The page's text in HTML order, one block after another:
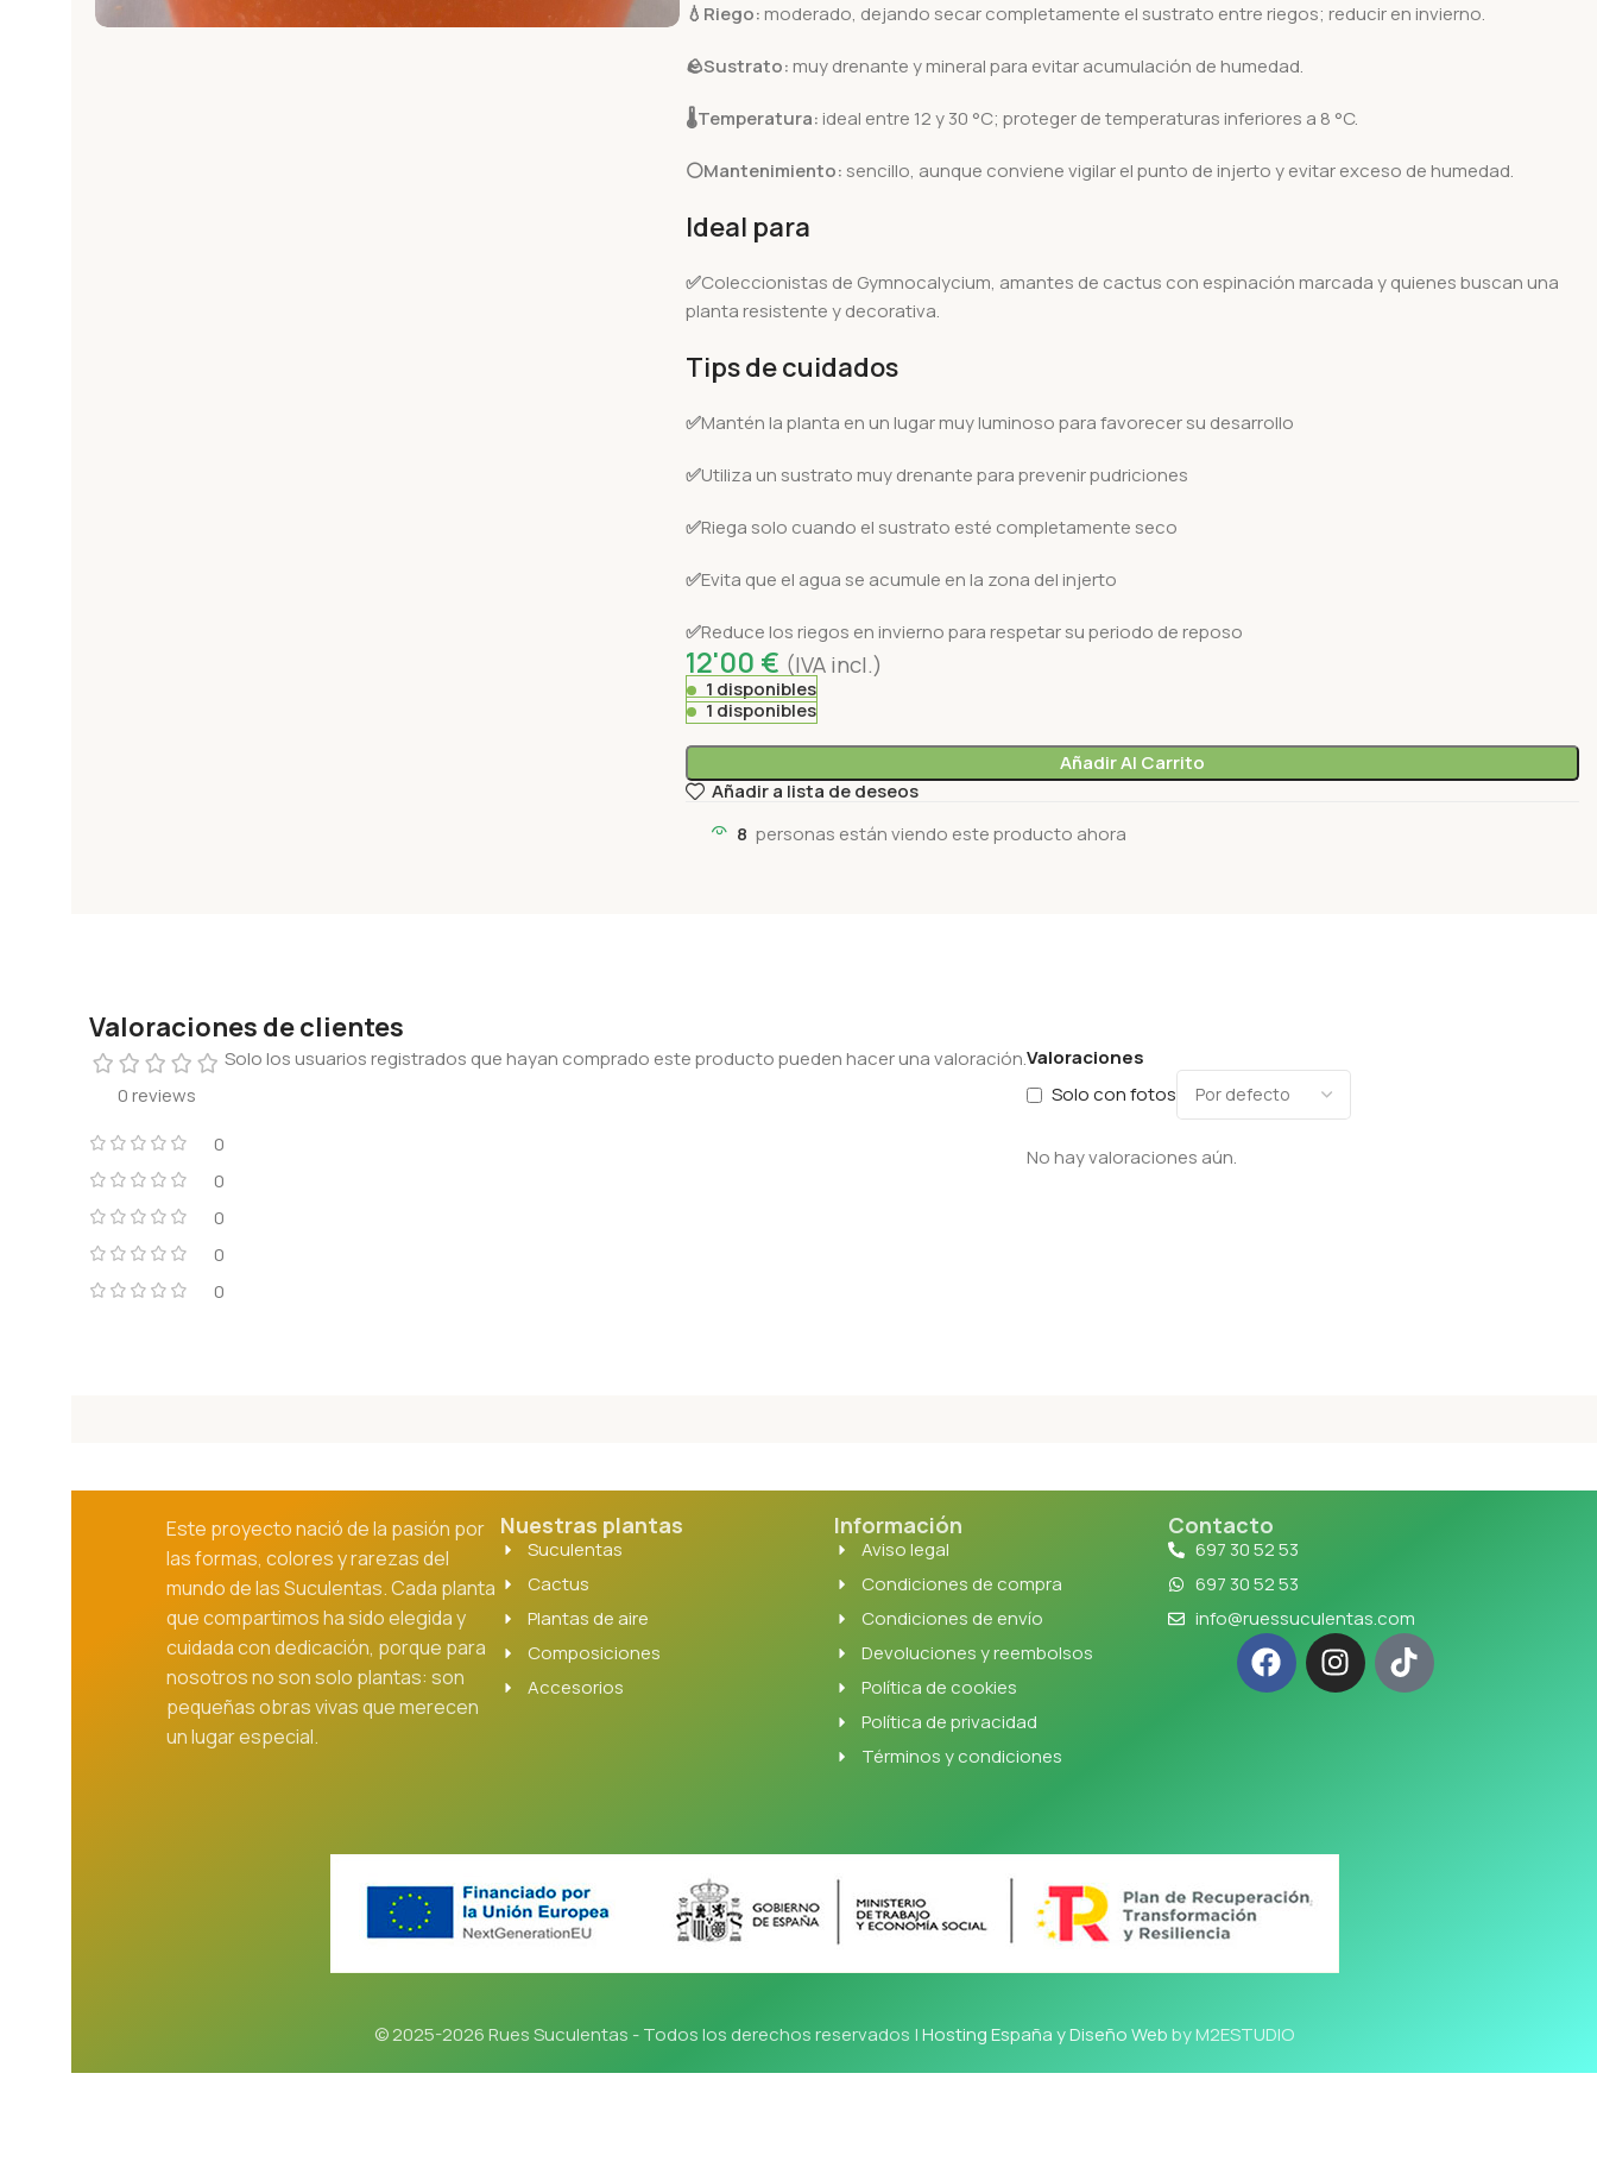
💧Riego: moderado, dejando secar completamente el sustrato entre riegos; reducir en invierno.
🪨Sustrato: muy drenante y mineral para evitar acumulación de humedad.
🌡️Temperatura: ideal entre 12 y 30 °C; proteger de temperaturas inferiores a 8 °C.
⚪Mantenimiento: sencillo, aunque conviene vigilar el punto de injerto y evitar exceso de humedad.
Ideal para
✅Coleccionistas de Gymnocalycium, amantes de cactus con espinación marcada y quienes buscan una
planta resistente y decorativa.
Tips de cuidados
✅Mantén la planta en un lugar muy luminoso para favorecer su desarrollo
✅Utiliza un sustrato muy drenante para prevenir pudriciones
✅Riega solo cuando el sustrato esté completamente seco
✅Evita que el agua se acumule en la zona del injerto
✅Reduce los riegos en invierno para respetar su periodo de reposo
12'00 € (IVA incl.)
1 disponibles
1 disponibles
Añadir Al Carrito
Añadir a lista de deseos
8 personas están viendo este producto ahora
Valoraciones de clientes
0 reviews
0
0
0
0
0
Valoraciones
Solo con fotos
No hay valoraciones aún.
Solo los usuarios registrados que hayan comprado este producto pueden hacer una valoración.
Este proyecto nació de la pasión por
las formas, colores y rarezas del
mundo de las Suculentas. Cada planta
que compartimos ha sido elegida y
cuidada con dedicación, porque para
nosotros no son solo plantas: son
pequeñas obras vivas que merecen
un lugar especial.
Nuestras plantas
Suculentas
Cactus
Plantas de aire
Composiciones
Accesorios
Información
Aviso legal
Condiciones de compra
Condiciones de envío
Devoluciones y reembolsos
Política de cookies
Política de privacidad
Términos y condiciones
Contacto
697 30 52 53
697 30 52 53
info@ruessuculentas.com
© 2025-2026 Rues Suculentas - Todos los derechos reservados |Hosting España y Diseño Webby M2ESTUDIO